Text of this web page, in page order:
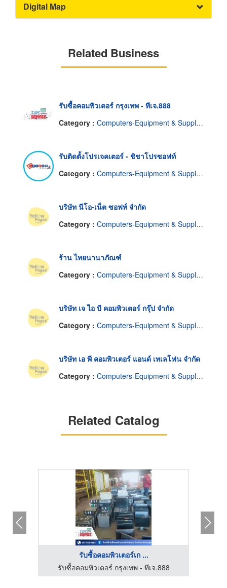
Digital Map
Related Business
รับซื้อคอมพิวเตอร์ กรุงเทพ - ทีเจ.888
Category : Computers-Equipment & Supplies
รับติดตั้งโปรเจคเตอร์ - ชิชาโปรซอฟท์
Category : Computers-Equipment & Supplies
บริษัท นีโอ-เน็ต ซอฟท์ จำกัด
Category : Computers-Equipment & Supplies
ร้าน ไทยนานาภัณฑ์
Category : Computers-Equipment & Supplies
บริษัท เจ ไอ บี คอมพิวเตอร์ กรุ๊ป จำกัด
Category : Computers-Equipment & Supplies
บริษัท เอ พี คอมพิวเตอร์ แอนด์ เทเลโฟน จำกัด
Category : Computers-Equipment & Supplies
Related Catalog
รับซื้อคอมพิวเตอร์เก ...
รับซื้อคอมพิวเตอร์ กรุงเทพ - ทีเจ.888